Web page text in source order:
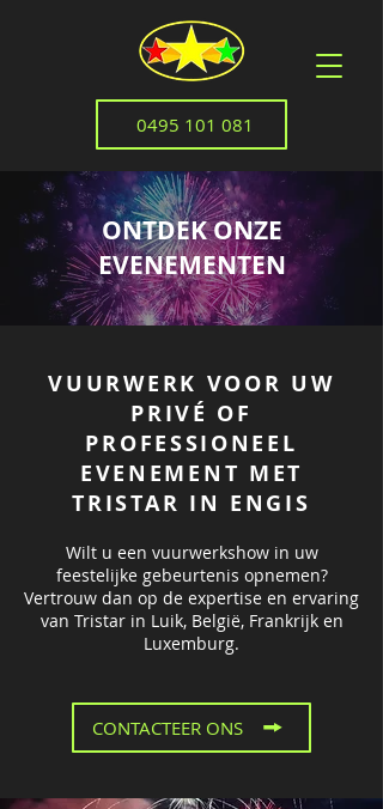
0495 101 081
ONTDEK ONZE
EVENEMENTEN
VUURWERK VOOR UW
PRIVÉ OF
PROFESSIONEEL
EVENEMENT MET
TRISTAR IN ENGIS
Wilt u een vuurwerkshow in uw
feestelijke gebeurtenis opnemen?
Vertrouw dan op de expertise en ervaring
van Tristar in Luik, België, Frankrijk en
Luxemburg.
CONTACTEER ONS